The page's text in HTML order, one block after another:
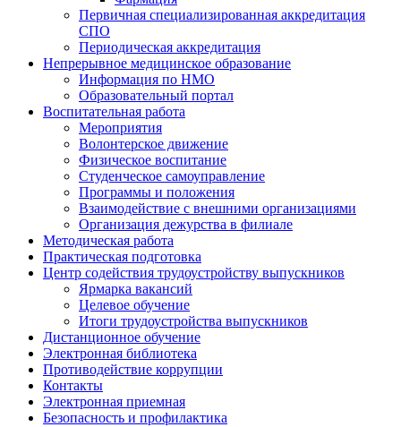
Первичная специализированная аккредитация
СПО
Периодическая аккредитация
Непрерывное медицинское образование
Информация по НМО
Образовательный портал
Воспитательная работа
Мероприятия
Волонтерское движение
Физическое воспитание
Студенческое самоуправление
Программы и положения
Взаимодействие с внешними организациями
Организация дежурства в филиале
Методическая работа
Практическая подготовка
Центр содействия трудоустройству выпускников
Ярмарка вакансий
Целевое обучение
Итоги трудоустройства выпускников
Дистанционное обучение
Электронная библиотека
Противодействие коррупции
Контакты
Электронная приемная
Безопасность и профилактика